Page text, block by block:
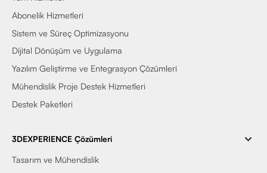
Abonelik Hizmetleri
Sistem ve Süreç Optimizasyonu
Dijital Dönüşüm ve Uygulama
Yazılım Geliştirme ve Entegrasyon Çözümleri
Mühendislik Proje Destek Hizmetleri
Destek Paketleri
3DEXPERIENCE Çözümleri
Tasarım ve Mühendislik